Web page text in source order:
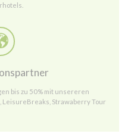
bis zu 50% mit unsereren
Strawaberry Tour